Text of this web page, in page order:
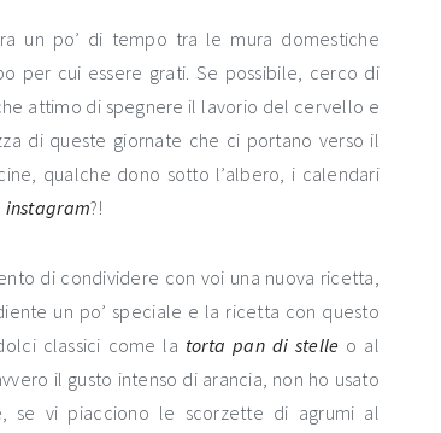
un po’ di tempo tra le mura domestiche
per cui essere grati. Se possibile, cerco di
attimo di spegnere il lavorio del cervello e
di queste giornate che ci portano verso il
qualche dono sotto l’albero, i calendari
instagram?!
di condividere con voi una nuova ricetta,
un po’ speciale e la ricetta con questo
classici come la torta pan di stelle o al
il gusto intenso di arancia, non ho usato
se vi piacciono le scorzette di agrumi al